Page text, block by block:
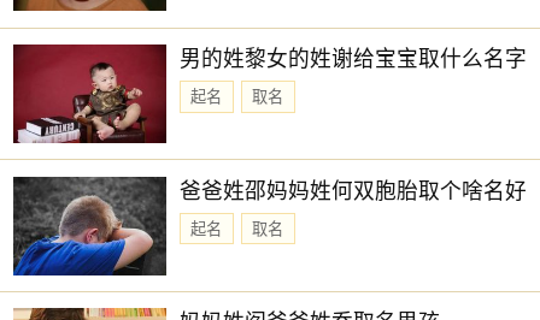
男的姓黎女的姓谢给宝宝取什么名字
起名 取名
爸爸姓邵妈妈姓何双胞胎取个啥名好
起名 取名